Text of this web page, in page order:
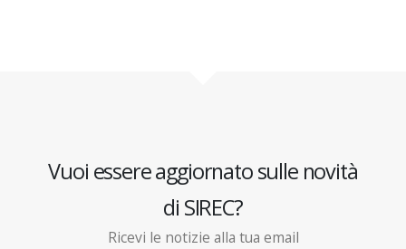
Vuoi essere aggiornato sulle novità
di SIREC?
Ricevi le notizie alla tua email